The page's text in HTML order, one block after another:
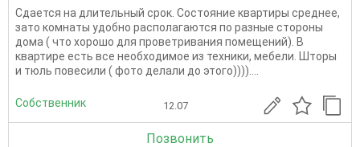
Сдается на длительный срок. Состояние квартиры среднее,
зато комнаты удобно располагаются по разные стороны
дома ( что хорошо для проветривания помещений). В
квартире есть все необходимое из техники, мебели. Шторы
и тюль повесили ( фото делали до этого))))....
Собственник 12.07
Позвонить